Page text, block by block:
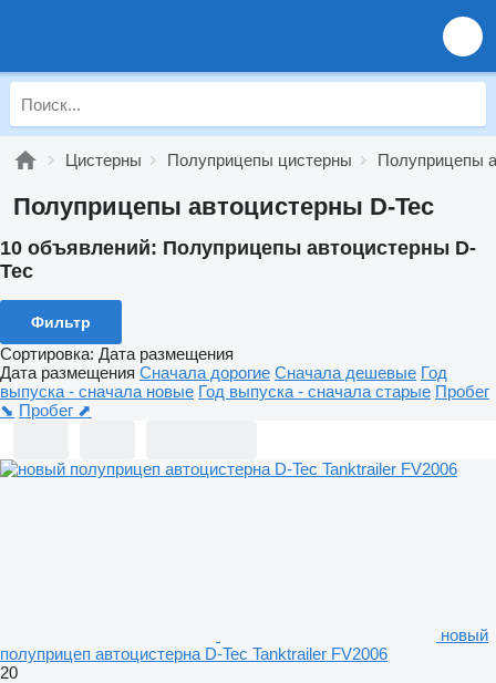
Цистерны Полуприцепы цистерны Полуприцепы
Полуприцепы автоцистерны D-Tec
10 объявлений: Полуприцепы автоцистерны D-
Tec
Фильтр
Сортировка: Дата размещения
Дата размещения Сначала дорогие Сначала дешевые Год
выпуска - сначала новые Год выпуска - сначала старые Пробег
⬊ Пробег ⬈
новый
полуприцеп автоцистерна D-Tec Tanktrailer FV2006
20